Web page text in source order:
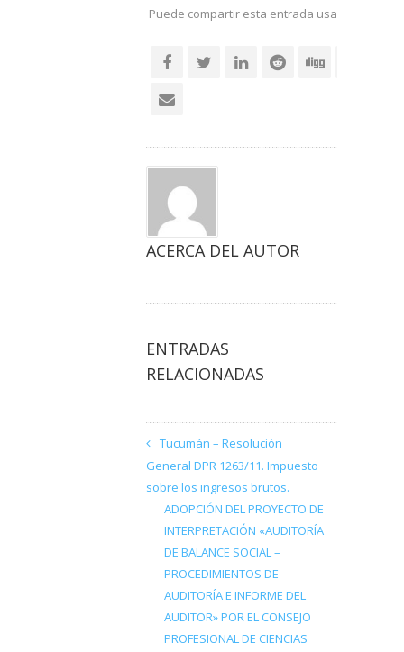
Puede compartir esta entrada usando sus
ACERCA DEL AUTOR
ENTRADAS
RELACIONADAS
Tucumán – Resolución
General DPR 1263/11. Impuesto
sobre los ingresos brutos.
ADOPCIÓN DEL PROYECTO DE
INTERPRETACIÓN «AUDITORÍA
DE BALANCE SOCIAL –
PROCEDIMIENTOS DE
AUDITORÍA E INFORME DEL
AUDITOR» POR EL CONSEJO
PROFESIONAL DE CIENCIAS